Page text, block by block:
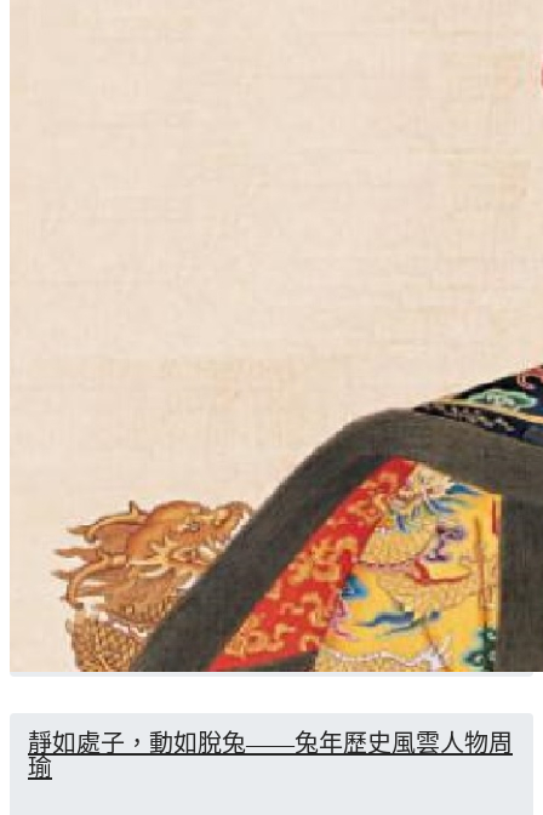
靜如處子，動如脫兔——兔年歷史風雲人物周
瑜